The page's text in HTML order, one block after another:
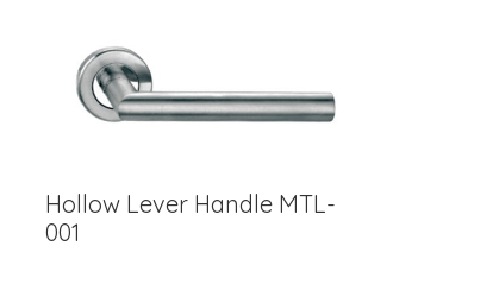
Hollow Lever Handle MTL-
001